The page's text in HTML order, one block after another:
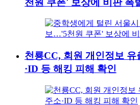
천룡CC, 회원 개인정보
·ID 등 해킹 피해 확인